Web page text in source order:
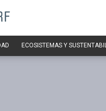
ECOSISTEMAS Y